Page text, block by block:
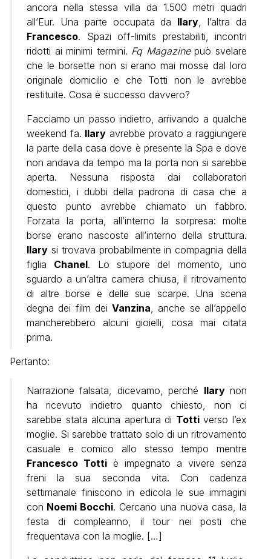
ancora nella stessa villa da 1.500 metri quadri
all’Eur. Una parte occupata da Ilary , l’altra da
Francesco. Spazi off-limits prestabiliti, incontri
ridotti ai minimi termini. Fq Magazinepuò svelare
che le borsette non si erano mai mosse dal loro
originale domicilio e che Totti non le avrebbe
restituite. Cosa è successo davvero?
Facciamo un passo indietro, arrivando a qualche
weekend fa. Ilary avrebbe provato a raggiungere
la parte della casa dove è presente la Spa e dove
non andava da tempo ma la porta non si sarebbe
aperta. Nessuna risposta dai collaboratori
domestici, i dubbi della padrona di casa che a
questo punto avrebbe chiamato un fabbro.
Forzata la porta, all’interno la sorpresa: molte
borse erano nascoste all’interno della struttura.
Ilary si trovava probabilmente in compagnia della
figlia Chanel. Lo stupore del momento, uno
sguardo a un’altra camera chiusa, il ritrovamento
di altre borse e delle sue scarpe. Una scena
degna dei film deiVanzina , anche se all’appello
mancherebbero alcuni gioielli, cosa mai citata
prima.
Pertanto:
Narrazione falsata, dicevamo, perché Ilarynon
ha ricevuto indietro quanto chiesto, non ci
sarebbe stata alcuna apertura di Tottiverso l’ex
moglie. Si sarebbe trattato solo di un ritrovamento
casuale e comico allo stesso tempo mentre
Francesco Totti è impegnato a vivere senza
freni la sua seconda vita. Con cadenza
settimanale finiscono in edicola le sue immagini
con Noemi Bocchi. Cercano una nuova casa, la
festa di compleanno, il tour nei posti che
frequentava con la moglie. […]